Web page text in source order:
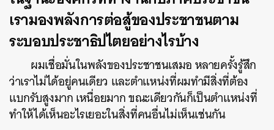
เรามองพลังการต่อสู้ของประชาชนตาม
ระบอบประชาธิปไตยอย่างไรบ้าง
ผมเชื่อมั่นในพลังของประชาชนเสมอ หลายครั้งรู้สึก
ว่าเราไม่ได้อยู่คนเดียว และตำแหน่งที่ผมทำมีสิ่งที่ต้อง
แบกรับสูงมาก เหนื่อยมาก ขณะเดียวกันก็เป็นตำแหน่งที่
ทำให้ได้เห็นอะไรเยอะในสิ่งที่คนอื่นไม่เห็นเช่นกัน